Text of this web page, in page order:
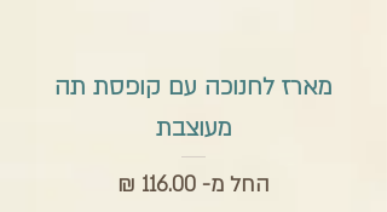
מארז לחנוכה עם קופסת תה
מעוצבת
החל מ-
מחיר מבצע